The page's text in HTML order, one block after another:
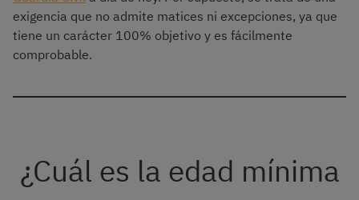
exigencia que no admite matices ni excepciones, ya que
tiene un carácter 100% objetivo y es fácilmente
comprobable.
¿Cuál es la edad mínima